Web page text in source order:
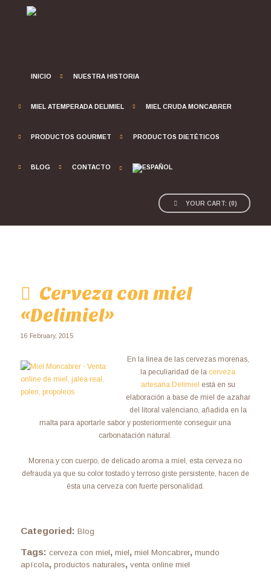
INICIO NUESTRA HISTORIA
MIEL ATEMPERADA DELIMIEL MIEL CRUDA MONCABRER
PRODUCTOS GOURMET PRODUCTOS DIETÉTICOS
BLOG CONTACTO
YOUR CART: (0)
Cerveza con miel
«Delimiel»
16 February, 2015
En la línea de las cervezas morenas,
la peculiaridad de la cerveza
artesana Delimiel está en su
elaboración a base de miel de azahar
del litoral valenciano, añadida en la
malta para aportarle sabor y posteriormente conseguir una
carbonatación natural.
Morena y con cuerpo, de delicado aroma a miel, esta cerveza no
defrauda ya que su color tostado y terroso giste persistente, hacen de
ésta una cerveza con fuerte personalidad.
Categoried: Blog
Tags: cerveza con miel, miel, miel Moncabrer, mundo
apícola, productos naturales, venta online miel